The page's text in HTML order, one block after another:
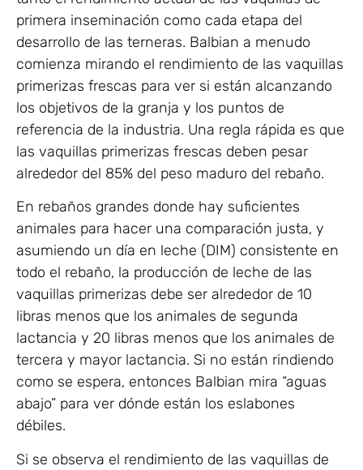
primera inseminación como cada etapa del
desarrollo de las terneras. Balbian a menudo
comienza mirando el rendimiento de las vaquillas
primerizas frescas para ver si están alcanzando
los objetivos de la granja y los puntos de
referencia de la industria. Una regla rápida es que
las vaquillas primerizas frescas deben pesar
alrededor del 85% del peso maduro del rebaño.
En rebaños grandes donde hay suficientes
animales para hacer una comparación justa, y
asumiendo un día en leche (DIM) consistente en
todo el rebaño, la producción de leche de las
vaquillas primerizas debe ser alrededor de 10
libras menos que los animales de segunda
lactancia y 20 libras menos que los animales de
tercera y mayor lactancia. Si no están rindiendo
como se espera, entonces Balbian mira “aguas
abajo” para ver dónde están los eslabones
débiles.
Si se observa el rendimiento de las vaquillas de